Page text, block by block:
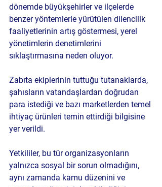
dönemde büyükşehirler ve ilçelerde
benzer yöntemlerle yürütülen dilencilik
faaliyetlerinin artış göstermesi, yerel
yönetimlerin denetimlerini
sıklaştırmasına neden oluyor.
Zabıta ekiplerinin tuttuğu tutanaklarda,
şahısların vatandaşlardan doğrudan
para istediği ve bazı marketlerden temel
ihtiyaç ürünleri temin ettirdiği bilgisine
yer verildi.
Yetkililer, bu tür organizasyonların
yalnızca sosyal bir sorun olmadığını,
aynı zamanda kamu düzenini ve